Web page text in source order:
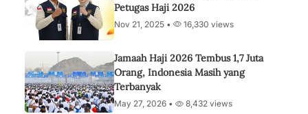
Petugas Haji 2026
Nov 21, 2025 • 16,330 views
Jamaah Haji 2026 Tembus 1,7 Juta
Orang, Indonesia Masih yang
Terbanyak
May 27, 2026 • 8,432 views